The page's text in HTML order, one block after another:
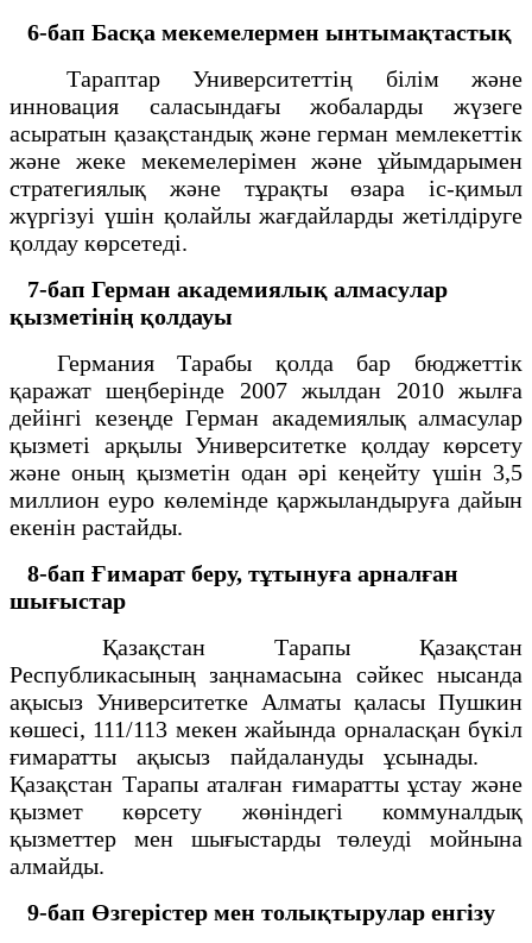
6-бап Басқа мекемелермен ынтымақтастық
Тараптар Университеттің білім және
инновация саласындағы жобаларды жүзеге
асыратын қазақстандық және герман мемлекеттік
және жеке мекемелерімен және ұйымдарымен
стратегиялық және тұрақты өзара іс-қимыл
жүргізуі үшін қолайлы жағдайларды жетілдіруге
қолдау көрсетеді.
7-бап Герман академиялық алмасулар
қызметінің қолдауы
Германия Тарабы қолда бар бюджеттік
қаражат шеңберінде 2007 жылдан 2010 жылға
дейінгі кезеңде Герман академиялық алмасулар
қызметі арқылы Университетке қолдау көрсету
және оның қызметін одан әрі кеңейту үшін 3,5
миллион еуро көлемінде қаржыландыруға дайын
екенін растайды.
8-бап Ғимарат беру, тұтынуға арналған
шығыстар
Қазақстан Тарапы Қазақстан
Республикасының заңнамасына сәйкес нысанда
ақысыз Университетке Алматы қаласы Пушкин
көшесі, 111/113 мекен жайында орналасқан бүкіл
ғимаратты ақысыз пайдалануды ұсынады.
Қазақстан Тарапы аталған ғимаратты ұстау және
қызмет көрсету жөніндегі коммуналдық
қызметтер мен шығыстарды төлеуді мойнына
алмайды.
9-бап Өзгерістер мен толықтырулар енгізу